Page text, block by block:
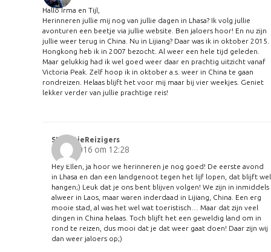
Hallo Irma en Tijl,
Herinneren jullie mij nog van jullie dagen in Lhasa? Ik volg jullie
avonturen een beetje via jullie website. Ben jaloers hoor! En nu zijn
jullie weer terug in China. Nu in Lijiang? Daar was ik in oktober 2015.
Hongkong heb ik in 2007 bezocht. Al weer een hele tijd geleden.
Maar gelukkig had ik wel goed weer daar en prachtig uitzicht vanaf
Victoria Peak. Zelf hoop ik in oktober a.s. weer in China te gaan
rondreizen. Helaas blijft het voor mij maar bij vier weekjes. Geniet
lekker verder van jullie prachtige reis!
StelletjeReizigers
3 mei 2016 om 12:28
Hey Ellen, ja hoor we herinneren je nog goed! De eerste avond
in Lhasa en dan een landgenoot tegen het lijf lopen, dat blijft wel
hangen;) Leuk dat je ons bent blijven volgen! We zijn in inmiddels
alweer in Laos, maar waren inderdaad in Lijiang, China. Een erg
mooie stad, al was het wel wat toeristisch… Maar dat zijn veel
dingen in China helaas. Toch blijft het een geweldig land om in
rond te reizen, dus mooi dat je dat weer gaat doen! Daar zijn wij
dan weer jaloers op;)